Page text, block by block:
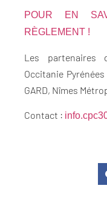
POUR EN
RÈGLEMENT !
Les partenaires
Occitanie
GARD, Nîmes
Contact :